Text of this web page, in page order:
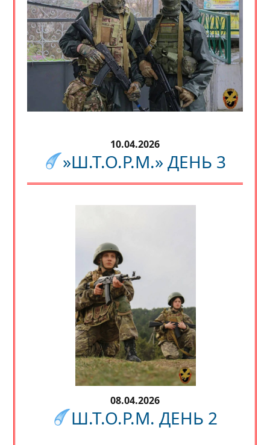
10.04.2026
»Ш.Т.О.Р.М.» ДЕНЬ 3
08.04.2026
Ш.Т.О.Р.М. ДЕНЬ 2